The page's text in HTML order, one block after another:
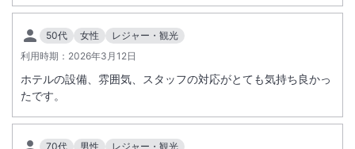
50代 女性
レジャー・観光
利用時期： 2026年3月12日
ホテルの設備、雰囲気、スタッフの対応がとても気持ち良かっ
たです。
70代 男性
レジャー・観光